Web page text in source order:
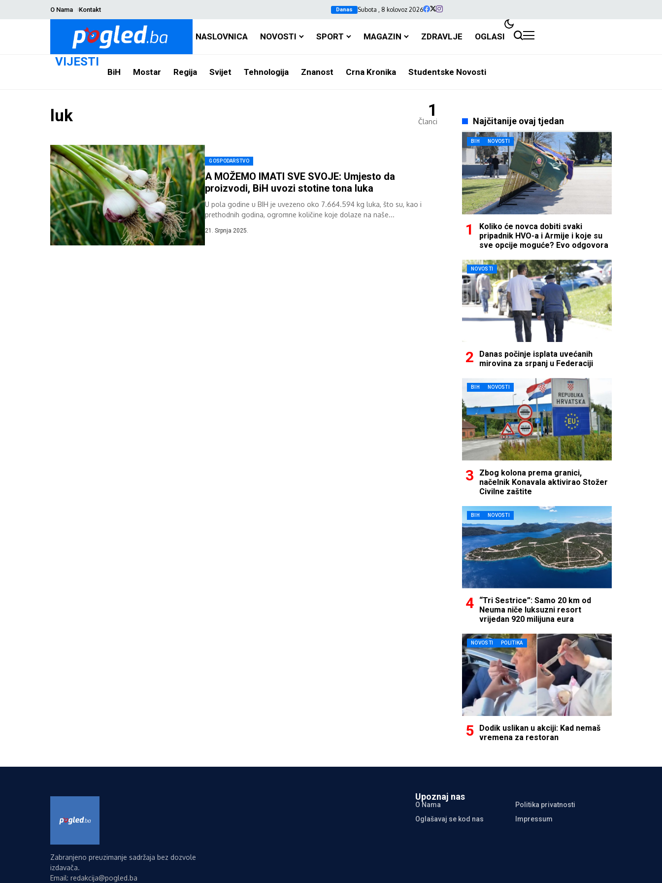
O Nama Kontakt Danas Subota , 8 kolovoz 2026
NASLOVNICA NOVOSTI SPORT MAGAZIN ZDRAVLJE OGLASI
VIJESTI
BiH Mostar Regija Svijet Tehnologija Znanost Crna Kronika Studentske Novosti
luk 1
Članci
GOSPODARSTVO
A MOŽEMO IMATI SVE SVOJE: Umjesto da
proizvodi, BiH uvozi stotine tona luka
U pola godine u BIH je uvezeno oko 7.664.594 kg luka, što su, kao i
prethodnih godina, ogromne količine koje dolaze na naše...
21. Srpnja 2025.
Najčitanije ovaj tjedan
BIH NOVOSTI
Koliko će novca dobiti svaki
pripadnik HVO-a i Armije i koje su
sve opcije moguće? Evo odgovora
NOVOSTI
Danas počinje isplata uvećanih
mirovina za srpanj u Federaciji
BIH NOVOSTI
Zbog kolona prema granici,
načelnik Konavala aktivirao Stožer
Civilne zaštite
BIH NOVOSTI
“Tri Sestrice”: Samo 20 km od
Neuma niče luksuzni resort
vrijedan 920 milijuna eura
NOVOSTI POLITIKA
Dodik uslikan u akciji: Kad nemaš
vremena za restoran
Zabranjeno preuzimanje sadržaja bez dozvole
izdavača.
Email: redakcija@pogled.ba
Upoznaj nas
O Nama
Politika privatnosti
Oglašavaj se kod nas
Impressum